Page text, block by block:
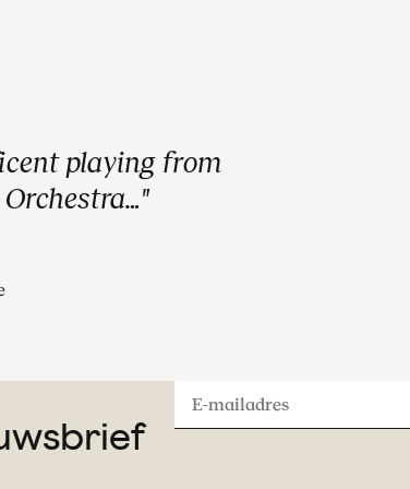
playing from
E-
mailadres